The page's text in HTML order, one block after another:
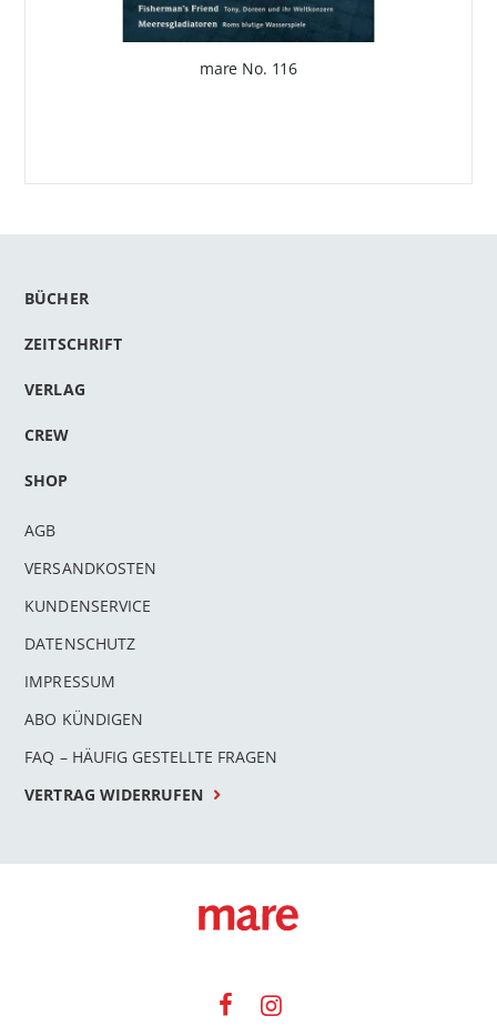
mare No. 116
BÜCHER
ZEITSCHRIFT
VERLAG
CREW
SHOP
AGB
VERSANDKOSTEN
KUNDENSERVICE
DATENSCHUTZ
IMPRESSUM
ABO KÜNDIGEN
FAQ – HÄUFIG GESTELLTE FRAGEN
VERTRAG WIDERRUFEN